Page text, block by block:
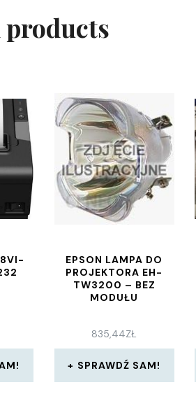
products
EPSON LAMPA DO
PROJEKTORA EH-
TW3200 – BEZ
MODUŁU
835,44ZŁ
SPRAWDŹ SAM!